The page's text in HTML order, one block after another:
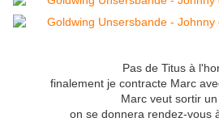
Pas de Titus à
finalement je contracte Marc
Marc veut sortir
on se donnera rendez-vous